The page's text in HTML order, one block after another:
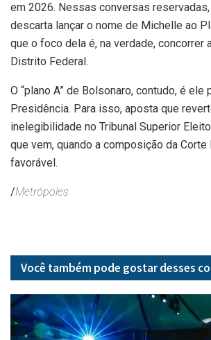
em 2026. Nessas conversas
descarta lançar o nome de Michelle ao
que o foco dela é, na verdade, concorrer
Distrito Federal.
O “plano A” de Bolsonaro, contudo, é ele
Presidência. Para isso, aposta que
inelegibilidade no Tribunal Superior
que vem, quando a composição da Corte
favorável.
/Metrópoles
Você também pode gostar desses